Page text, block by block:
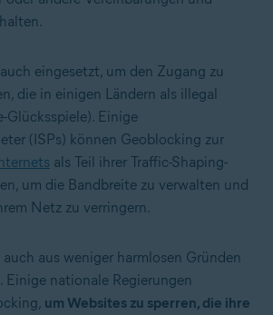
eingesetzt, um den Zugang zu
die in einigen Ländern als illegal
Glücksspiele). Einige
(ISPs) können Geoblocking zur
als Teil ihrer Traffic-Shaping-
um die Bandbreite zu verwalten und
Netz zu verringern.
aus weniger harmlosen Gründen
Einige nationale Regierungen
um Websites zu sperren, die ihre